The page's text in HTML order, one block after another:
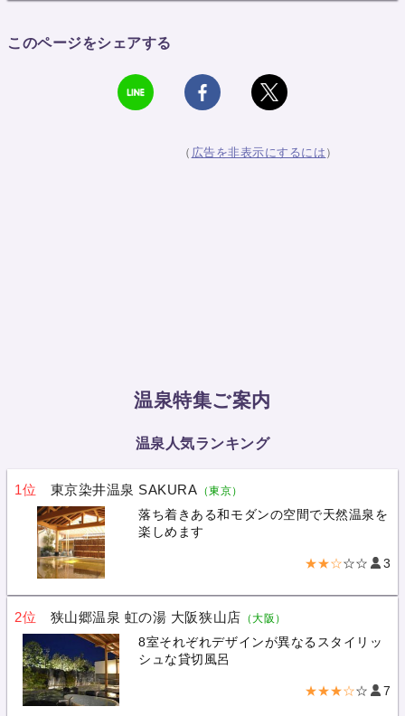
このページをシェアする
（ 広告を非表示にするには ）
温泉特集ご案内
温泉人気ランキング
1位 東京染井温泉 SAKURA （東京）
落ち着きある和モダンの空間で天然温泉を
楽しめます
★★☆☆☆ 3
2位 狭山郷温泉 虹の湯 大阪狭山店 （大阪）
8室それぞれデザインが異なるスタイリッ
シュな貸切風呂
★★★☆☆ 7